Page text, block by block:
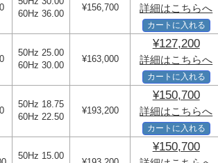
60Hz 36.00
¥156,700 詳細はこちらへ
カートに入れる
50Hz 25.00
60Hz 30.00
¥163,000
¥127,200
詳細はこちらへ
カートに入れる
50Hz 18.75
60Hz 22.50
¥193,200
¥150,700
詳細はこちらへ
カートに入れる
50Hz 15.00
¥150,700